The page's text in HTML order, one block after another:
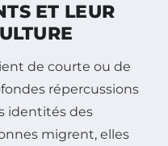
ET LEUR
de courte ou de
répercussions
identités des
migrent, elles